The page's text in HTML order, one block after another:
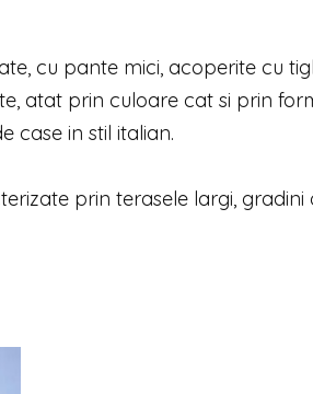
cu pante mici, acoperite cu
atat prin culoare cat si prin
case in stil italian.
prin terasele largi,